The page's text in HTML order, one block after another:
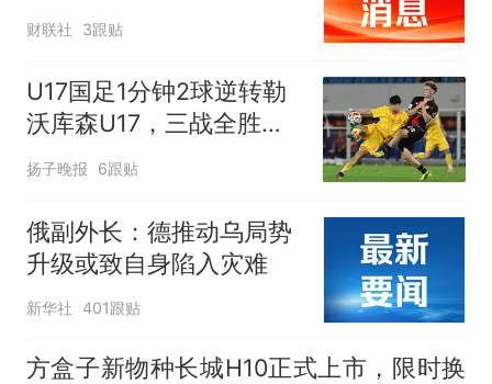
财联社 3跟贴
U17国足1分钟2球逆转勒
沃库森U17，三战全胜！
赵松源替补登场传射建功
扬子晚报 6跟贴
俄副外长：德推动乌局势
升级或致自身陷入灾难
新华社 401跟贴
方盒子新物种长城H10正式上市，限时换